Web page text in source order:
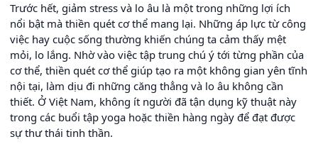
Trước hết, giảm stress và lo âu là một trong những lợi ích
nổi bật mà thiền quét cơ thể mang lại. Những áp lực từ công
việc hay cuộc sống thường khiến chúng ta cảm thấy mệt
mỏi, lo lắng. Nhờ vào việc tập trung chú ý tới từng phần của
cơ thể, thiền quét cơ thể giúp tạo ra một không gian yên tĩnh
nội tại, làm dịu đi những căng thẳng và lo âu không cần
thiết. Ở Việt Nam, không ít người đã tận dụng kỹ thuật này
trong các buổi tập yoga hoặc thiền hàng ngày để đạt được
sự thư thái tinh thần.